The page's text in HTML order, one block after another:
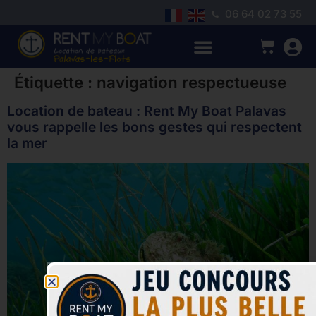
06 64 02 73 55
Étiquette : navigation respectueuse
Location de bateau : Rent My Boat Palavas
vous rappelle les bons gestes qui respectent
la mer